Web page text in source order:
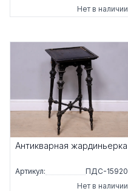
Нет в наличии
Антикварная жардиньерка
Артикул:
ПДС-15920
Нет в наличии